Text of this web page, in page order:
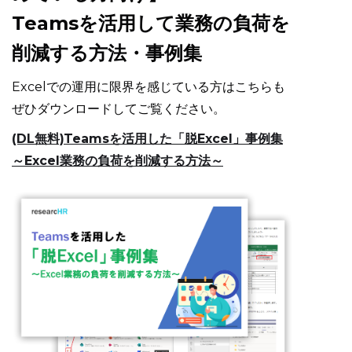
Teamsを活用して業務の負荷を
削減する方法・事例集
Excelでの運用に限界を感じている方はこちらも
ぜひダウンロードしてご覧ください。
(DL無料)Teamsを活用した「脱Excel」事例集
～Excel業務の負荷を削減する方法～